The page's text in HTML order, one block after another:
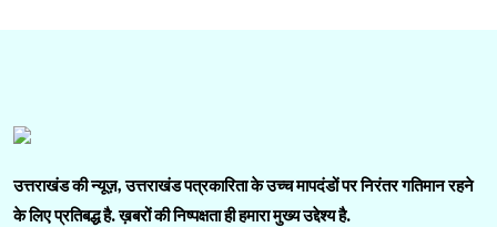
उत्तराखंड की न्यूज़, उत्तराखंड पत्रकारिता के उच्च मापदंडों पर निरंतर गतिमान रहने
के लिए प्रतिबद्ध है. ख़बरों की निष्पक्षता ही हमारा मुख्य उद्देश्य है.